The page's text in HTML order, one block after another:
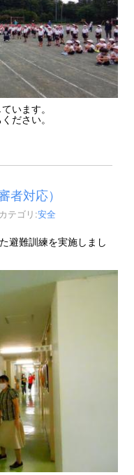
います。
ださい。
対応）
カテゴリ:安全
避難訓練を実施しまし